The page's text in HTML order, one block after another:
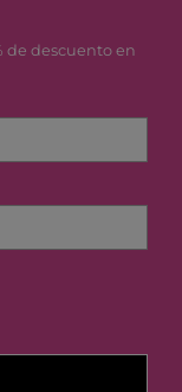
de descuento en